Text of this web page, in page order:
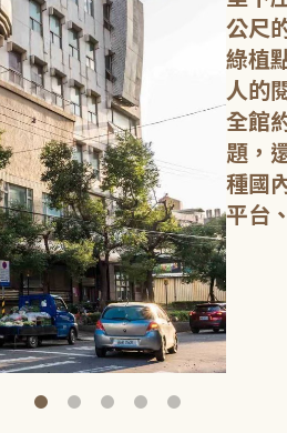
公尺
綠植
人的
全館
題，
種國